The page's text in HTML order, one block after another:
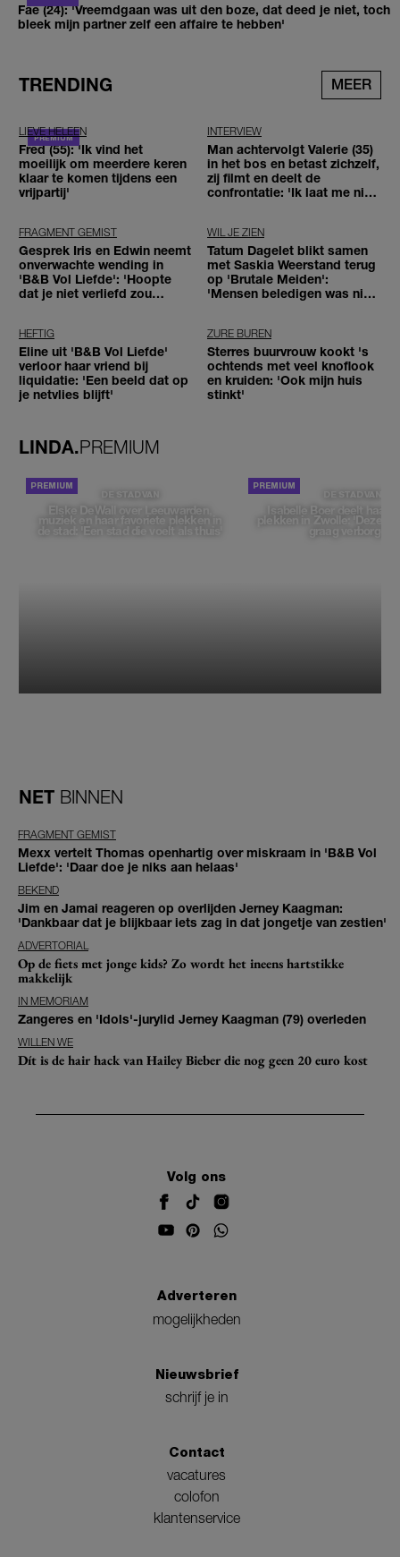
Fae (24): 'Vreemdgaan was uit den boze, dat deed je niet, toch
bleek mijn partner zelf een affaire te hebben'
TRENDING MEER
LIEVE HELEEN
Fred (55): 'Ik vind het
moeilijk om meerdere keren
klaar te komen tijdens een
vrijpartij'
INTERVIEW
Man achtervolgt Valerie (35)
in het bos en betast zichzelf,
zij filmt en deelt de
confrontatie: 'Ik laat me niet
FRAGMENT GEMIST
Gesprek Iris en Edwin neemt
onverwachte wending in
'B&B Vol Liefde': 'Hoopte
dat je niet verliefd zou
WIL JE ZIEN
Tatum Dagelet blikt samen
met Saskia Weerstand terug
op 'Brutale Meiden':
'Mensen beledigen was niet
HEFTIG
Eline uit 'B&B Vol Liefde'
verloor haar vriend bij
liquidatie: 'Een beeld dat op
je netvlies blijft'
ZURE BUREN
Sterres buurvrouw kookt 's
ochtends met veel knoflook
en kruiden: 'Ook mijn huis
stinkt'
LINDA.PREMIUM
DE STAD VAN
Elske DeWall over Leeuwarden,
muziek en haar favoriete plekken in
de stad: 'Een stad die voelt als thuis'
DE STAD VAN
Isabelle Boer deelt haar
plekken in Zwolle: 'Deze
graag verborgen'
NET BINNEN
FRAGMENT GEMIST
Mexx vertelt Thomas openhartig over miskraam in 'B&B Vol
Liefde': 'Daar doe je niks aan helaas'
BEKEND
Jim en Jamai reageren op overlijden Jerney Kaagman:
'Dankbaar dat je blijkbaar iets zag in dat jongetje van zestien'
ADVERTORIAL
Op de fiets met jonge kids? Zo wordt het ineens hartstikke
makkelijk
IN MEMORIAM
Zangeres en 'Idols'-jurylid Jerney Kaagman (79) overleden
WILLEN WE
Dít is de hair hack van Hailey Bieber die nog geen 20 euro kost
Volg ons
Adverteren
mogelijkheden
Nieuwsbrief
schrijf je in
Contact
vacatures
colofon
klantenservice